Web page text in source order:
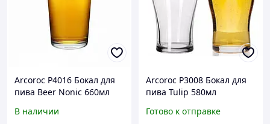
Arcoroc Р4016 Бокал для
пива Beer Nonic 660мл
В наличии
Arcoroc P3008 Бокал для
пива Tulip 580мл
Готово к отправке